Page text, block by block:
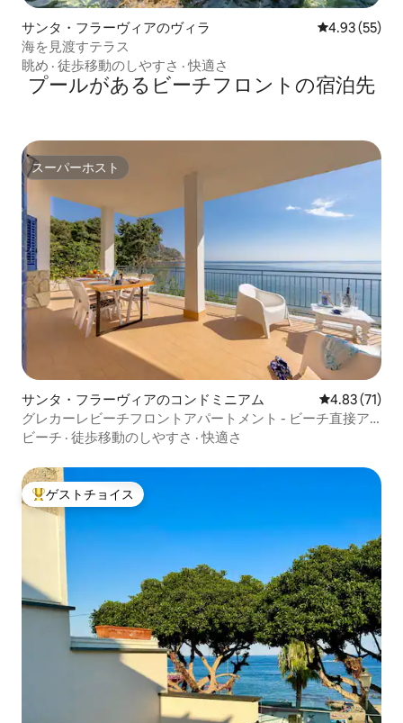
サンタ・フラーヴィアのヴィラ レビュー55
4.93 (55)
海を見渡すテラス
眺め · 徒歩移動のしやすさ ·快適さ
プールがあるビーチフロントの宿泊先
スーパーホスト
スーパーホスト
サンタ・フラーヴィアのコンドミニアム レビュー71
4.83 (71)
グレカーレビーチフロントアパートメント - ビーチ直接ア
クセス
ビーチ · 徒歩移動のしやすさ ·快適さ
大好評のゲストチョイスです。
ゲストチョイス